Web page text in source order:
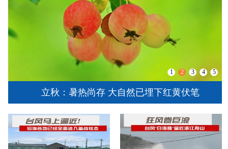
立秋：暑热尚存 大自然已埋下红黄伏笔
1 2 3 4 5